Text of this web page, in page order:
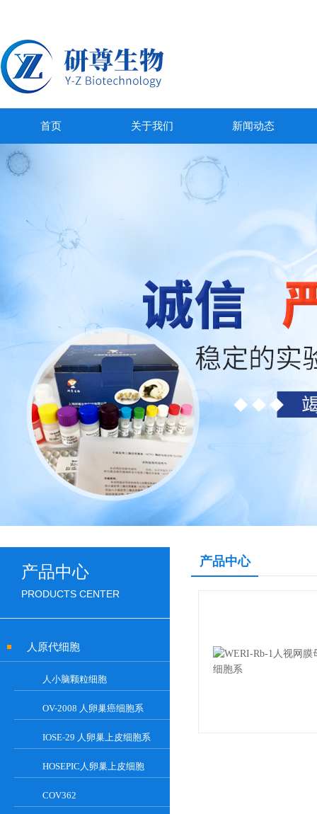
首页 关于我们 新闻动态
产品中心
PRODUCTS CENTER
人原代细胞
人小脑颗粒细胞
OV-2008 人卵巢癌细胞系
IOSE-29 人卵巢上皮细胞系
HOSEPIC人卵巢上皮细胞
COV362
产品中心